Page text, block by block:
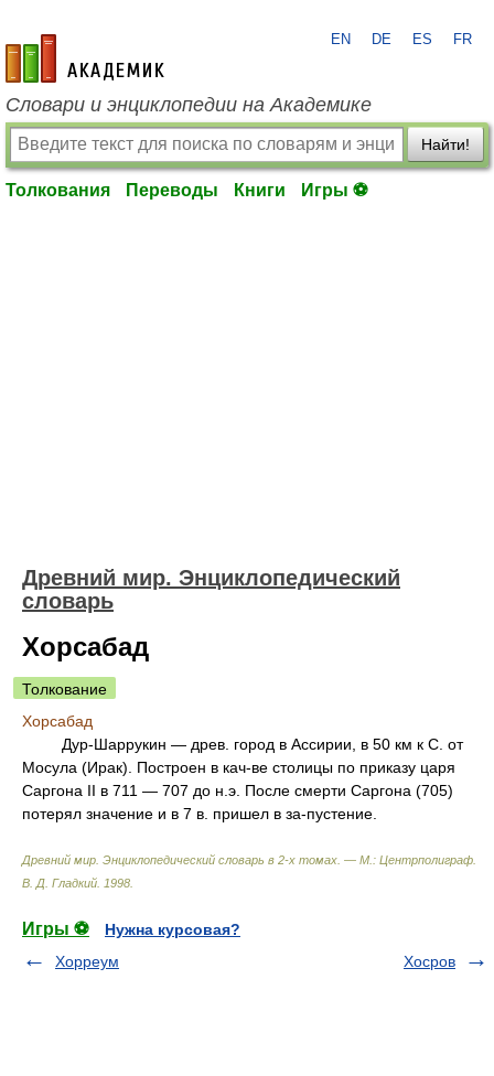
academic.ru
EN DE ES FR
Словари и энциклопедии на Академике
Найти!
Толкования Переводы Книги Игры ⚽
Древний мир. Энциклопедический
словарь
Хорсабад
Толкование
Хорсабад
Дур-Шаррукин — древ. город в Ассирии, в 50 км к С. от
Мосула (Ирак). Построен в кач-ве столицы по приказу царя
Саргона II в 711 — 707 до н.э. После смерти Саргона (705)
потерял значение и в 7 в. пришел в за-пустение.
Древний мир. Энциклопедический словарь в 2-х томах. — М.: Центрполиграф
В. Д. Гладкий 1998
Игры ⚽
Нужна курсовая?
Хорреум
Хосров